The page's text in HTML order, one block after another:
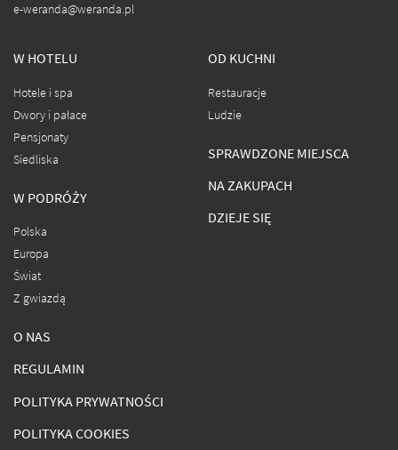
e-weranda@weranda.pl
W HOTELU
Hotele i spa
Dwory i pałace
Pensjonaty
Siedliska
W PODRÓŻY
Polska
Europa
Świat
Z gwiazdą
OD KUCHNI
Restauracje
Ludzie
SPRAWDZONE MIEJSCA
NA ZAKUPACH
DZIEJE SIĘ
O NAS
REGULAMIN
POLITYKA PRYWATNOŚCI
POLITYKA COOKIES